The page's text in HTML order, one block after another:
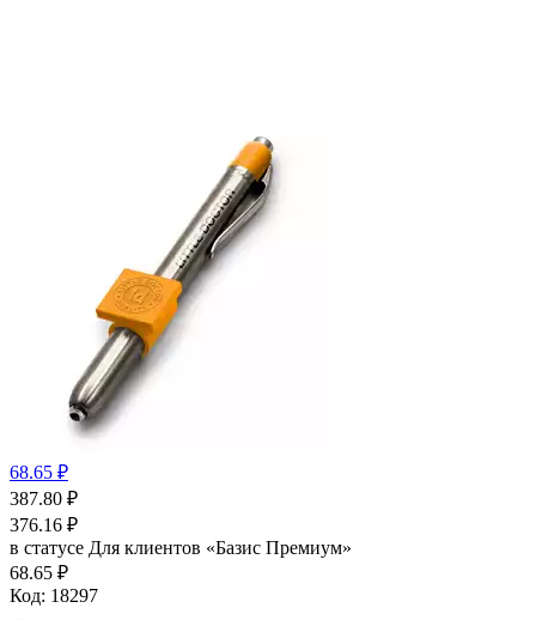
68.65 ₽
387.80 ₽
376.16 ₽
в статусе Для клиентов «Базис Премиум»
68.65 ₽
Код: 18297